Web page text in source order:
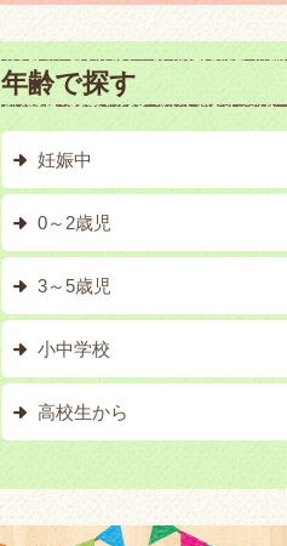
年齢で探す
妊娠中
0～2歳児
3～5歳児
小中学校
高校生から